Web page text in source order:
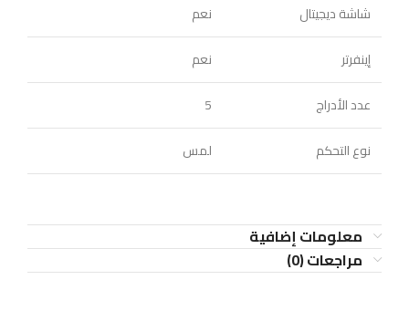
شاشة ديجيتال
نعم
إينفرتر
نعم
عدد الأدراج
5
نوع التحكم
لمس
معلومات إضافية
مراجعات (0)